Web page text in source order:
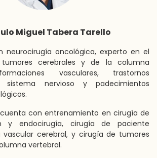
Miguel Tabera Tarello
neurocirugía oncológica, experto en el
cerebrales y de la columna
vasculares, trastornos
sistema nervioso y padecimientos
con entrenamiento en cirugía de
y endocirugía, cirugía de paciente
vascular cerebral, y cirugía de tumores
vertebral.